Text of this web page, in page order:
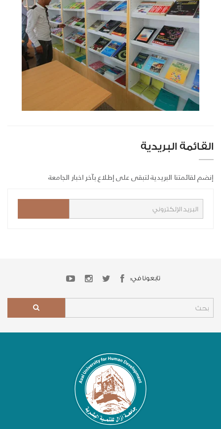
القائمة البريدية
إنضم لقائمتنا البريدية لتبقى على إطلاع بآخر اخبار الجامعة
تابعونا في: